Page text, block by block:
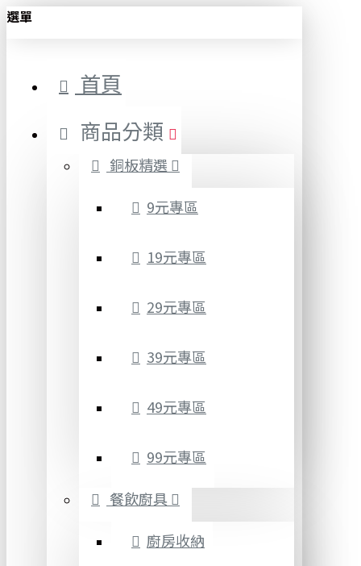
選單
首頁
商品分類
銅板精選
9元專區
19元專區
29元專區
39元專區
49元專區
99元專區
餐飲廚具
廚房收納